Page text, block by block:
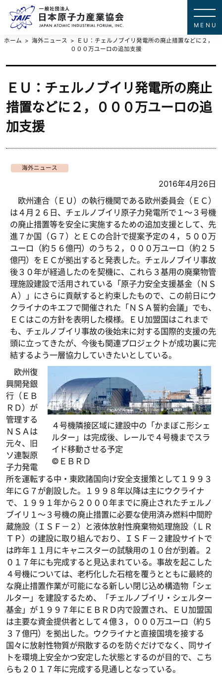
ホーム 海外ニュース
ＥＵ：チェルノブイリ発電所の廃止措置などに２，
０００万ユーロの追加支援
ＥＵ：チェルノブイリ発電所の廃止
措置などに２，０００万ユーロの追
加支援
海外ニュース
2016年4月26日
欧州連合（ＥＵ）の執行機関である欧州委員会（ＥＣ）
は４月２６日、チェルノブイリ原子力発電所で１～３号機
の廃止措置等を安全に実施するための追加支援として、先
進７か国（Ｇ７）とＥＣの合計で提案予定の４，５００万
ユーロ（約５６億円）のうち２，０００万ユーロ（約２５
億円）をＥＣが拠出すると発表した。チェルノブイリ事故
後３０年が経過したのを契機に、これら３基用の廃棄物管
理施設建設で活用されている「原子力安全支援基金（ＮＳ
Ａ）」にさらに貢献すると約束したもので、この前日にウ
クライナのキエフで開催された「ＮＳＡ誓約会議」でも、
ＥＣはこの方針を表明した模様。ＥＵ加盟国はこれまで
も、チェルノブイリ事故の後始末に対する国際的支援の先
頭に立ってきたが、今後も関連プロジェクトが成功裏に完
結するよう一層協力していきたいとしている。
４号機隣接区域に建設中の「かまぼこ形シェ
ルター」は完成後、レールで４号機までスラ
イド移動させる予定
©ＥＢＲＤ
欧州復
興開発銀
行（ＥＢ
ＲＤ）が
管理する
ＮＳＡは
元々、旧
ソ連製原
子力発電
所を運転する中・東欧諸国向け安全支援策として１９９３
年にＧ７が創設した。１９９８年以降は主にウクライナ
で、１９９１年から２０００年までに廃止されたチェルノ
ブイリ１～３号機の廃止措置に必要な使用済み燃料中間貯
蔵施設（ＩＳＦ－２）と液体放射性廃棄物処理施設（ＬＲ
ＴＰ）の建設に取り組んでおり、ＩＳＦ－２建設サイトで
は昨年１１月にキャニスターの試験用の１０台が到着。２
０１７年にも完成すると見込まれている。事故を起こした
４号機については、老朽化した石棺を覆うとともに最終的
な廃止措置作業が可能になる新しい閉じ込め構造物「シェ
ルター」を建設するため、「チェルノブイリ・シェルター
基金」が１９９７年にＥＢＲＤ内で設置され、ＥＵ加盟国
は主要な資金提供者として４億３，０００万ユーロ（約５
３７億円）を拠出した。ウクライナと直接国境を接する
国々に放射性物質が飛散するのを防ぐだけでなく、同サイ
トを環境上安全かつ安定した状態とするのが目的で、こち
らも２０１７年に完成する見通しとなっている。